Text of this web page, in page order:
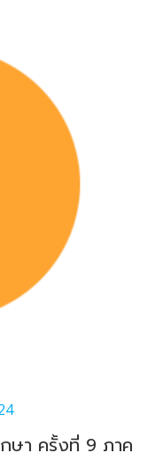
ษา ครั้งที่ 9 ภาค